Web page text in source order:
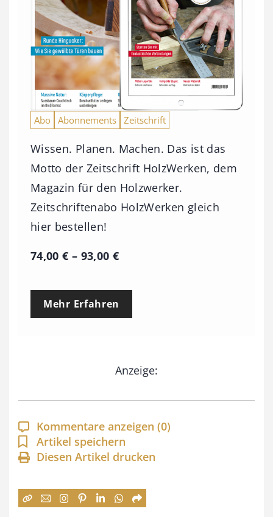
Abo Abonnements Zeitschrift
Wissen. Planen. Machen. Das ist das
Motto der Zeitschrift HolzWerken, dem
Magazin für den Holzwerker.
Zeitschriftenabo HolzWerken gleich
hier bestellen!
74,00€ – 93,00 €P
e
p
n
e
7
4
Mehr Erfahren
Anzeige:
Kommentare anzeigen (0)
Artikel speichern
Diesen Artikel drucken